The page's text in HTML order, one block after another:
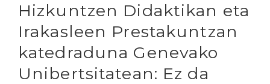
Hizkuntzen Didaktikan eta
Irakasleen Prestakuntzan
katedraduna Genevako
Unibertsitatean: Ez da